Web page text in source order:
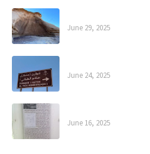
June 29, 2025
June 24, 2025
June 16, 2025